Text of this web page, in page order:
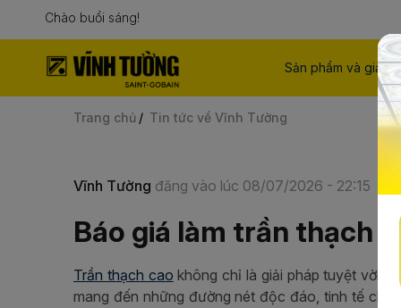
Sản phẩm và giải
Chào buổi sáng!
Trang chủ Tin tức về Vĩnh Tường
Vĩnh Tường đăng vào lúc 08/07/2026 - 22:15
Báo giá làm trần thạch
Trần thạch cao không chỉ là giải pháp tuyệt vời
mang đến những đường nét độc đáo, tinh tế cho